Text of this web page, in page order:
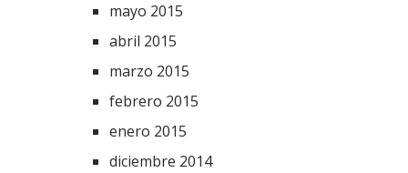
mayo 2015
abril 2015
marzo 2015
febrero 2015
enero 2015
diciembre 2014